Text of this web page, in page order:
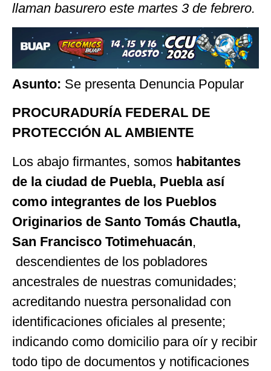
llaman basurero este martes 3 de febrero.
Asunto: Se presenta Denuncia Popular
PROCURADURÍA FEDERAL DE
PROTECCIÓN AL AMBIENTE
Los abajo firmantes, somos habitantes
de la ciudad de Puebla, Puebla así
como integrantes de los Pueblos
Originarios de Santo Tomás Chautla,
San Francisco Totimehuacán,
descendientes de los pobladores
ancestrales de nuestras comunidades;
acreditando nuestra personalidad con
identificaciones oficiales al presente;
indicando como domicilio para oír y recibir
todo tipo de documentos y notificaciones